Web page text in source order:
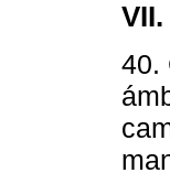
VII.
40.